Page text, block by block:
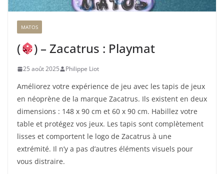
MATOS
( ) – Zacatrus : Playmat
25 août 2025 Philippe Liot
Améliorez votre expérience de jeu avec les tapis de jeux
en néoprène de la marque Zacatrus. Ils existent en deux
dimensions : 148 x 90 cm et 60 x 90 cm. Habillez votre
table et protégez vos jeux. Les tapis sont complètement
lisses et comportent le logo de Zacatrus à une
extrémité. Il n’y a pas d’autres éléments visuels pour
vous distraire.